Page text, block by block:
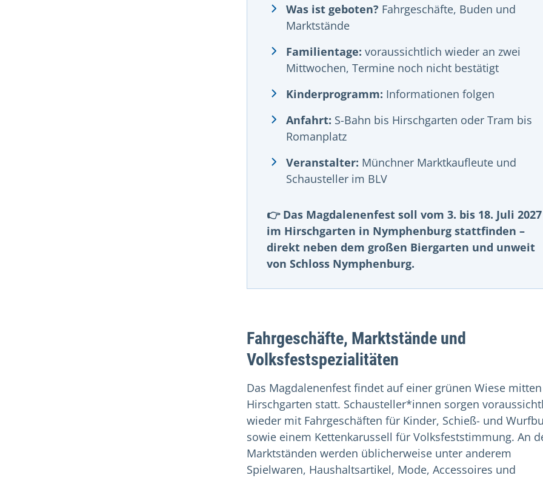
Was ist geboten? Fahrgeschäfte, Buden und
Marktstände
Familientage: voraussichtlich wieder an zwei
Mittwochen, Termine noch nicht bestätigt
Kinderprogramm: Informationen folgen
Anfahrt: S-Bahn bis Hirschgarten oder Tram bis
Romanplatz
Veranstalter: Münchner Marktkaufleute und
Schausteller im BLV
👉 Das Magdalenenfest soll vom 3. bis 18. Juli 2027
im Hirschgarten in Nymphenburg stattfinden –
direkt neben dem großen Biergarten und unweit
von Schloss Nymphenburg.
Fahrgeschäfte, Marktstände und
Volksfestspezialitäten
Das Magdalenenfest findet auf einer grünen Wiese
Hirschgarten statt. Schausteller*innen sorgen
wieder mit Fahrgeschäften für Kinder, Schieß- und
sowie einem Kettenkarussell für Volksfeststimmung. An
Marktständen werden üblicherweise unter anderem
Spielwaren, Haushaltsartikel, Mode, Accessoires und